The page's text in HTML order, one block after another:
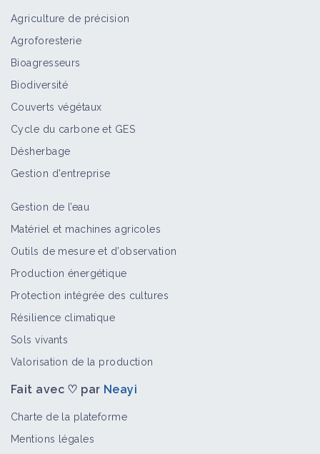
Agriculture de précision
Agroforesterie
Bioagresseurs
Biodiversité
Couverts végétaux
Cycle du carbone et GES
Désherbage
Gestion d'entreprise
Gestion de l’eau
Matériel et machines agricoles
Outils de mesure et d’observation
Production énergétique
Protection intégrée des cultures
Résilience climatique
Sols vivants
Valorisation de la production
Fait avec ♡ par Neayi
Charte de la plateforme
Mentions légales